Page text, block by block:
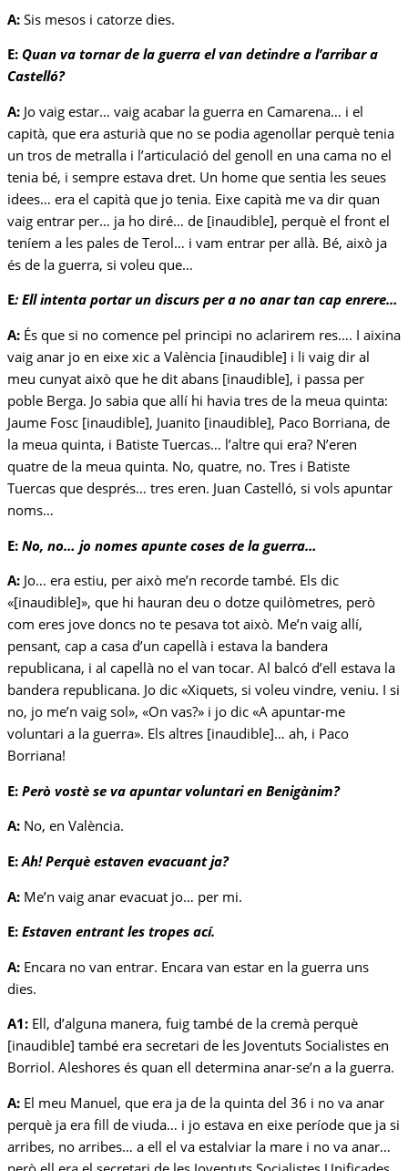
A: Sis mesos i catorze dies.
E: Quan va tornar de la guerra el van detindre a l’arribar a
Castelló?
A: Jo vaig estar… vaig acabar la guerra en Camarena… i el
capità, que era asturià que no se podia agenollar perquè tenia
un tros de metralla i l’articulació del genoll en una cama no el
tenia bé, i sempre estava dret. Un home que sentia les seues
idees… era el capità que jo tenia. Eixe capità me va dir quan
vaig entrar per… ja ho diré… de [inaudible], perquè el front el
teníem a les pales de Terol… i vam entrar per allà. Bé, això ja
és de la guerra, si voleu que…
E: Ell intenta portar un discurs per a no anar tan cap enrere…
A: És que si no comence pel principi no aclarirem res…. I aixina
vaig anar jo en eixe xic a València [inaudible] i li vaig dir al
meu cunyat això que he dit abans [inaudible], i passa per
poble Berga. Jo sabia que allí hi havia tres de la meua quinta:
Jaume Fosc [inaudible], Juanito [inaudible], Paco Borriana, de
la meua quinta, i Batiste Tuercas… l’altre qui era? N’eren
quatre de la meua quinta. No, quatre, no. Tres i Batiste
Tuercas que després… tres eren. Juan Castelló, si vols apuntar
noms…
E: No, no… jo nomes apunte coses de la guerra…
A: Jo… era estiu, per això me’n recorde també. Els dic
«[inaudible]», que hi hauran deu o dotze quilòmetres, però
com eres jove doncs no te pesava tot això. Me’n vaig allí,
pensant, cap a casa d’un capellà i estava la bandera
republicana, i al capellà no el van tocar. Al balcó d’ell estava la
bandera republicana. Jo dic «Xiquets, si voleu vindre, veniu. I si
no, jo me’n vaig sol», «On vas?» i jo dic «A apuntar-me
voluntari a la guerra». Els altres [inaudible]… ah, i Paco
Borriana!
E: Però vostè se va apuntar voluntari en Benigànim?
A: No, en València.
E: Ah! Perquè estaven evacuant ja?
A: Me’n vaig anar evacuat jo… per mi.
E: Estaven entrant les tropes ací.
A: Encara no van entrar. Encara van estar en la guerra uns
dies.
A1: Ell, d’alguna manera, fuig també de la cremà perquè
[inaudible] també era secretari de les Joventuts Socialistes en
Borriol. Aleshores és quan ell determina anar-se’n a la guerra.
A: El meu Manuel, que era ja de la quinta del 36 i no va anar
perquè ja era fill de viuda… i jo estava en eixe període que ja si
arribes, no arribes… a ell el va estalviar la mare i no va anar…